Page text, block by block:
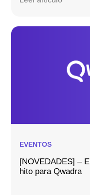
EVENTOS
[NOVEDADES] –
hito para Qwadra